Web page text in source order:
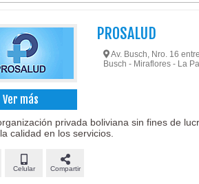
Ver más
PROSALUD
Av. Busch, Nro. 16
Busch - Miraflores - La
privada boliviana sin fines de
calidad en los servicios.
Celular Compartir